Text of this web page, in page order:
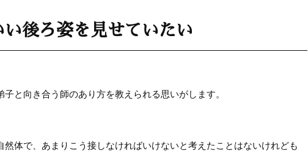
後ろ姿を見せていたい
と向き合う師のあり方を教えられる思いがします。
然体で、あまりこう接しなければいけないと考えたことはないけれども